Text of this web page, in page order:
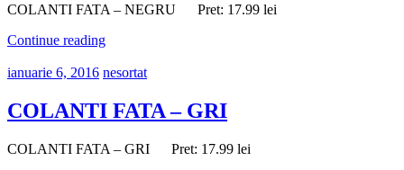
COLANTI FATA – NEGRU Pret: 17.99 lei
Continue reading
ianuarie 6, 2016 nesortat
COLANTI FATA – GRI
COLANTI FATA – GRI Pret: 17.99 lei